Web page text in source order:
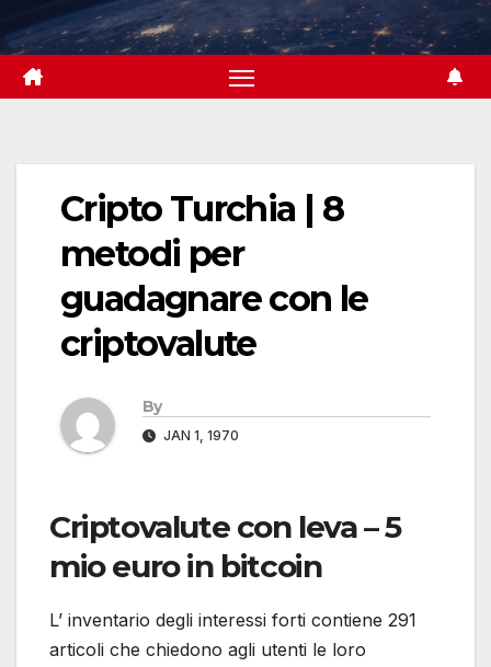
to
content
Cripto Turchia | 8
metodi per
guadagnare con le
criptovalute
By
JAN 1, 1970
Criptovalute con leva – 5
mio euro in bitcoin
L’ inventario degli interessi forti contiene 291
articoli che chiedono agli utenti le loro